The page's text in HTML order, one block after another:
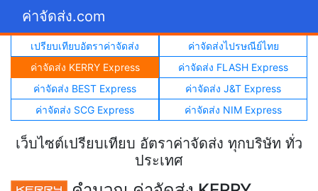
ค่าจัดส่ง.com
เปรียบเทียบอัตราค่าจัดส่ง
ค่าจัดส่งไปรษณีย์ไทย
ค่าจัดส่ง KERRY Express
ค่าจัดส่ง FLASH Express
ค่าจัดส่ง BEST Express
ค่าจัดส่ง J&T Express
ค่าจัดส่ง SCG Express
ค่าจัดส่ง NIM Express
เว็บไซต์เปรียบเทียบ อัตราค่าจัดส่ง ทุกบริษัท ทั่ว
ประเทศ